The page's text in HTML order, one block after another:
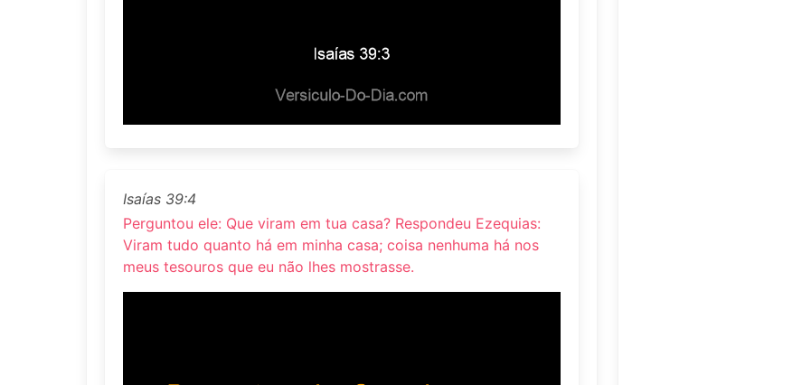
Isaías 39:4
Perguntou ele: Que viram em tua casa? Respondeu Ezequias:
Viram tudo quanto há em minha casa; coisa nenhuma há nos
meus tesouros que eu não lhes mostrasse.